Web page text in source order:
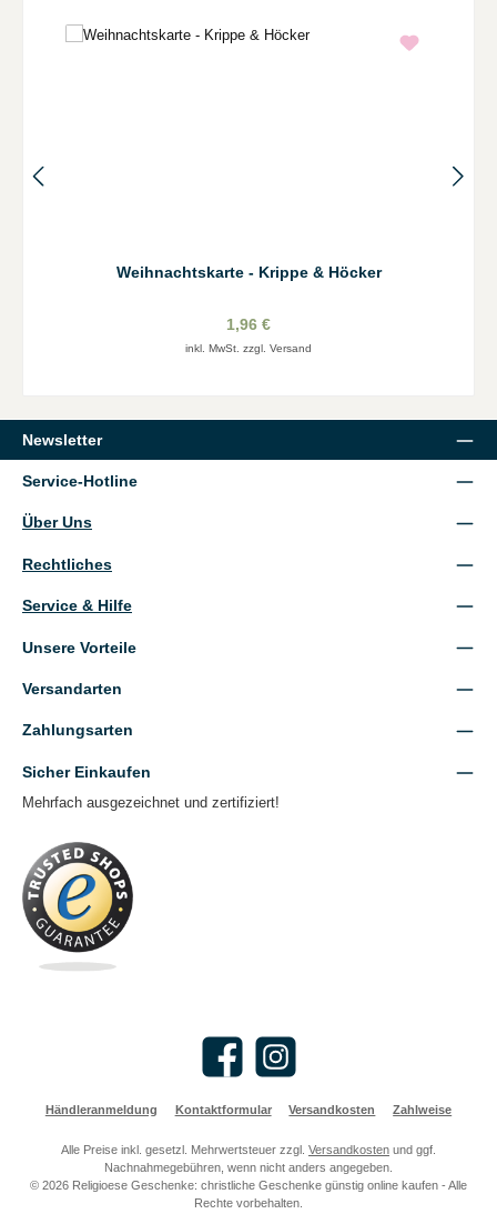
Weihnachtskarte - Krippe & Höcker
1,96 €
inkl. MwSt. zzgl. Versand
Newsletter
Service-Hotline
Über Uns
Rechtliches
Service & Hilfe
Unsere Vorteile
Versandarten
Zahlungsarten
Sicher Einkaufen
Mehrfach ausgezeichnet und zertifiziert!
Facebook Instagram
Händleranmeldung Kontaktformular Versandkosten Zahlweise
Alle Preise inkl. gesetzl. Mehrwertsteuer zzgl. Versandkosten und ggf.
Nachnahmegebühren, wenn nicht anders angegeben.
© 2026 Religioese Geschenke: christliche Geschenke günstig online kaufen - Alle
Rechte vorbehalten.